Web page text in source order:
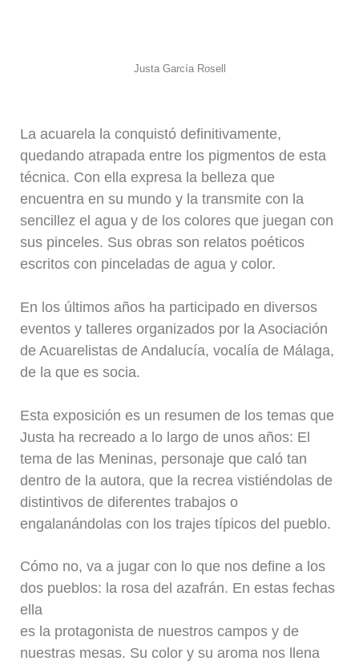
Justa García Rosell
La acuarela la conquistó definitivamente,
quedando atrapada entre los pigmentos de esta
técnica. Con ella expresa la belleza que
encuentra en su mundo y la transmite con la
sencillez el agua y de los colores que juegan con
sus pinceles. Sus obras son relatos poéticos
escritos con pinceladas de agua y color.
En los últimos años ha participado en diversos
eventos y talleres organizados por la Asociación
de Acuarelistas de Andalucía, vocalía de Málaga,
de la que es socia.
Esta exposición es un resumen de los temas que
Justa ha recreado a lo largo de unos años: El
tema de las Meninas, personaje que caló tan
dentro de la autora, que la recrea vistiéndolas de
distintivos de diferentes trabajos o
engalanándolas con los trajes típicos del pueblo.
Cómo no, va a jugar con lo que nos define a los
dos pueblos: la rosa del azafrán. En estas fechas
ella
es la protagonista de nuestros campos y de
nuestras mesas. Su color y su aroma nos llena